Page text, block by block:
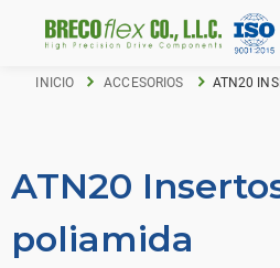
INICIO ACCESORIOS ATN20
ATN20
poliamida